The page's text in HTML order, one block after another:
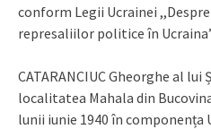
conform Legii Ucrainei
represaliilor politice în
CATARANCIUC Gheorghe al
localitatea Mahala din
lunii iunie 1940 în componența